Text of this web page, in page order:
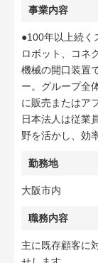
事業内容
●100年以上続く
ロボット、コネ
機械の開口装置
ー。グループ全
に販売またはア
日本法人は従業
野を活かし、効
勤務地
大阪市内
職務内容
主に既存顧客に